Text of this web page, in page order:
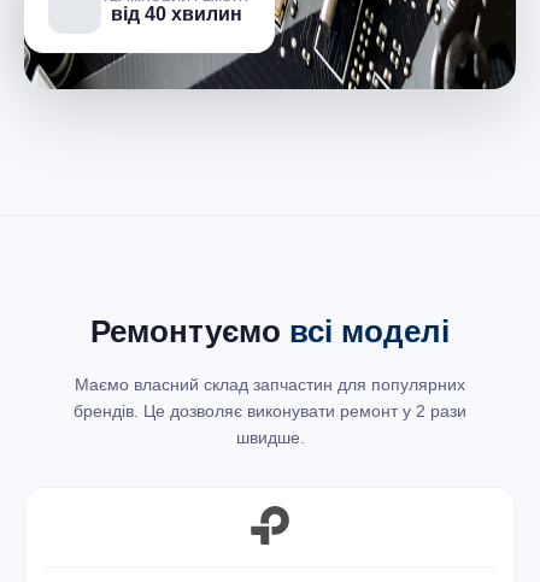
від 40 хвилин
Ремонтуємо всі моделі
Маємо власний склад запчастин для популярних
брендів. Це дозволяє виконувати ремонт у 2 рази
швидше.